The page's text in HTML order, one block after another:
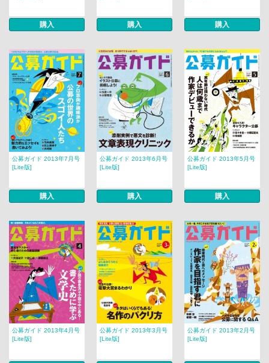
購入 購入 購入
公募ガイド 2013年7月号
[Lite版]
購入
公募ガイド 2013年6月号
[Lite版]
購入
公募ガイド 2013年5月号
[Lite版]
購入
公募ガイド 2013年4月号
[Lite版]
公募ガイド 2013年3月号
[Lite版]
公募ガイド 2013年2月号
[Lite版]